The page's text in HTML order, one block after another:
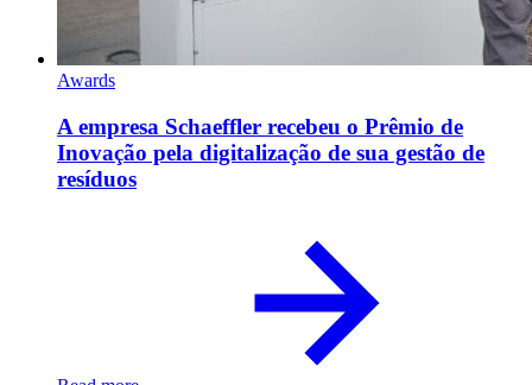
Awards
A empresa Schaeffler recebeu o Prêmio de
Inovação pela digitalização de sua gestão de
resíduos